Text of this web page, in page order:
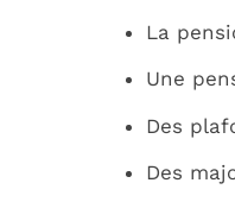
La
Une
Des
Des